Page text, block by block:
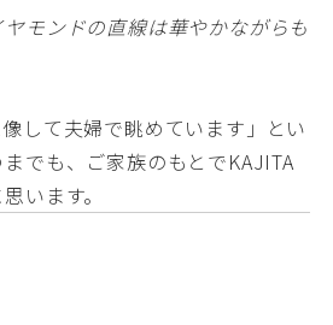
モンドの直線は華やかながらも
して夫婦で眺めています」とい
でも、ご家族のもとでKAJITA
います。